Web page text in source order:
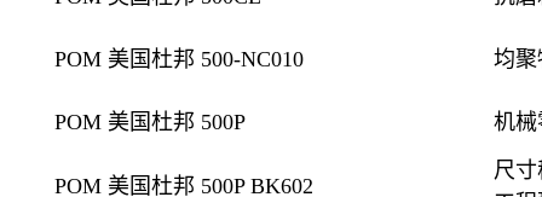
POM 美国杜邦 500-NC010 均聚
POM 美国杜邦 500P 机械
POM 美国杜邦 500P BK602
尺